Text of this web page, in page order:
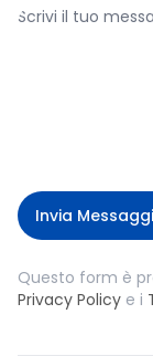
Invia
Questo form è
Privacy Policy e i